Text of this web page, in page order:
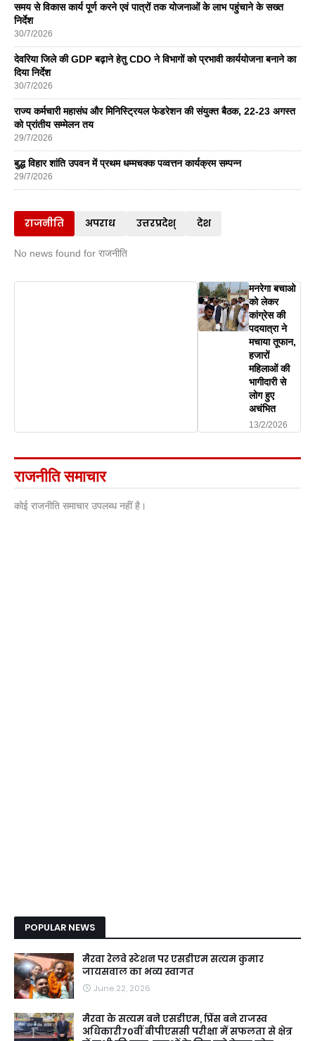
समय से विकास कार्य पूर्ण करने एवं पात्रों तक योजनाओं के लाभ पहुंचाने के सख्त
निर्देश
30/7/2026
देवरिया जिले की GDP बढ़ाने हेतु CDO ने विभागों को प्रभावी कार्ययोजना बनाने का
दिया निर्देश
30/7/2026
राज्य कर्मचारी महासंघ और मिनिस्ट्रियल फेडरेशन की संयुक्त बैठक, 22-23 अगस्त
को प्रांतीय सम्मेलन तय
29/7/2026
बुद्ध विहार शांति उपवन में प्रथम धम्मचक्क पव्वत्तन कार्यक्रम सम्पन्न
29/7/2026
राजनीति अपराध उत्तरप्रदेश् देश
No news found for राजनीति
मनरेगा बचाओ
को लेकर
कांग्रेस की
पदयात्रा ने
मचाया तूफान,
हजारों
महिलाओं की
भागीदारी से
लोग हुए
अचंभित
13/2/2026
राजनीति समाचार
कोई राजनीति समाचार उपलब्ध नहीं है।
POPULAR NEWS
मैरवा रेलवे स्टेशन पर एसडीएम सत्यम कुमार
जायसवाल का भव्य स्वागत
June 22, 2026
मैरवा के सत्यम बने एसडीएम, प्रिंस बने राजस्व
अधिकारी70वीं बीपीएससी परीक्षा में सफलता से क्षेत्र